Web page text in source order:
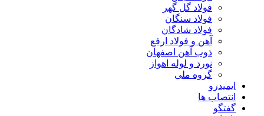
فولاد گل گهر
فولاد سنگان
فولاد شادگان
آهن و فولاد ارفع
ذوب آهن اصفهان
نورد و لوله اهواز
گروه ملی
ایمیدرو
انتصاب ها
گفتگو